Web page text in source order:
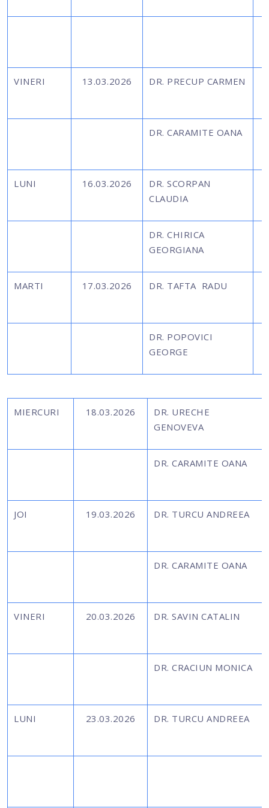
VINERI 13.03.2026 DR. PRECUP CARMEN
DR. CARAMITE OANA
LUNI 16.03.2026
DR. SCORPAN
CLAUDIA
DR. CHIRICA
GEORGIANA
MARTI 17.03.2026 DR. TAFTA RADU
DR. POPOVICI
GEORGE
MIERCURI 18.03.2026
DR. URECHE
GENOVEVA
DR. CARAMITE OANA
JOI 19.03.2026 DR. TURCU ANDREEA
DR. CARAMITE OANA
VINERI 20.03.2026 DR. SAVIN CATALIN
DR. CRACIUN MONICA
LUNI 23.03.2026 DR. TURCU ANDREEA